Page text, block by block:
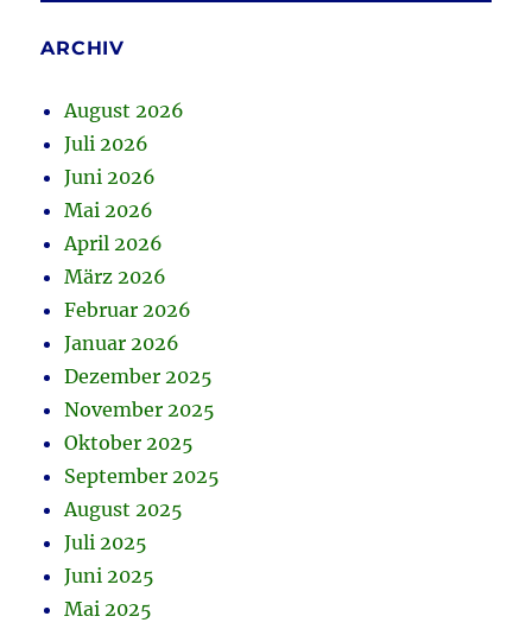
ARCHIV
August 2026
Juli 2026
Juni 2026
Mai 2026
April 2026
März 2026
Februar 2026
Januar 2026
Dezember 2025
November 2025
Oktober 2025
September 2025
August 2025
Juli 2025
Juni 2025
Mai 2025